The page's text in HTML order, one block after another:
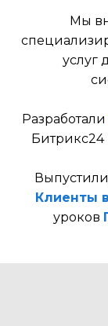
Мы
услуг
Разработали
Клиенты
уроков